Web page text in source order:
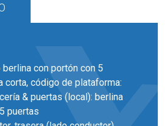
con portón con 5
corta, código de plataforma:
& puertas (local): berlina
puertas